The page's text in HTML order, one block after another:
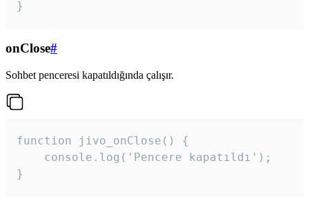
}
onClose#
Sohbet penceresi kapatıldığında çalışır.
function jivo_onClose() {
    console.log('Pencere kapatıldı');
}